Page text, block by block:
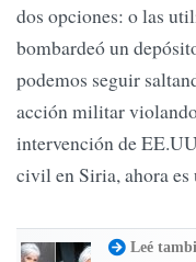
dos opciones: o las
bombardeó un
podemos seguir
acción militar
intervención de
civil en Siria, ahora
Leé